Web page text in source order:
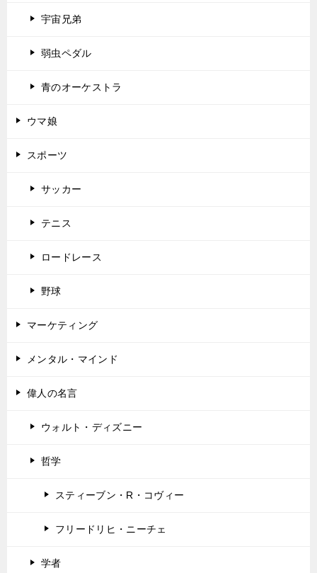
宇宙兄弟
弱虫ペダル
青のオーケストラ
ウマ娘
スポーツ
サッカー
テニス
ロードレース
野球
マーケティング
メンタル・マインド
偉人の名言
ウォルト・ディズニー
哲学
スティーブン・R・コヴィー
フリードリヒ・ニーチェ
学者